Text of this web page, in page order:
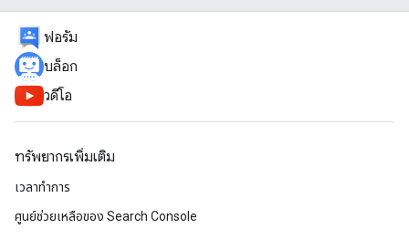
ฟอรัม
บล็อก
วิดีโอ
ทรัพยากรเพิ่มเติม
เวลาทำการ
ศูนย์ช่วยเหลือของ Search Console